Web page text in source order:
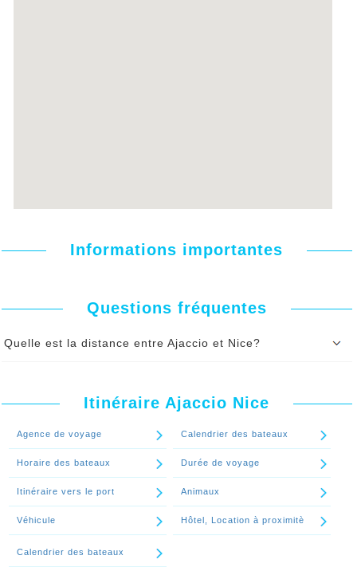
Informations importantes
Questions fréquentes
Quelle est la distance entre Ajaccio et Nice?
Ajaccio et Nice enMille Nautique est165,00 nm, soit
Continuer le spécial 'Quelle est la distance entre Ajaccio et Nice?'
Itinéraire Ajaccio Nice
Agence de voyage Calendrier des bateaux
Horaire des bateaux Durée de voyage
Itinéraire vers le port Animaux
Véhicule Hôtel, Location à proximitè
Calendrier des bateaux